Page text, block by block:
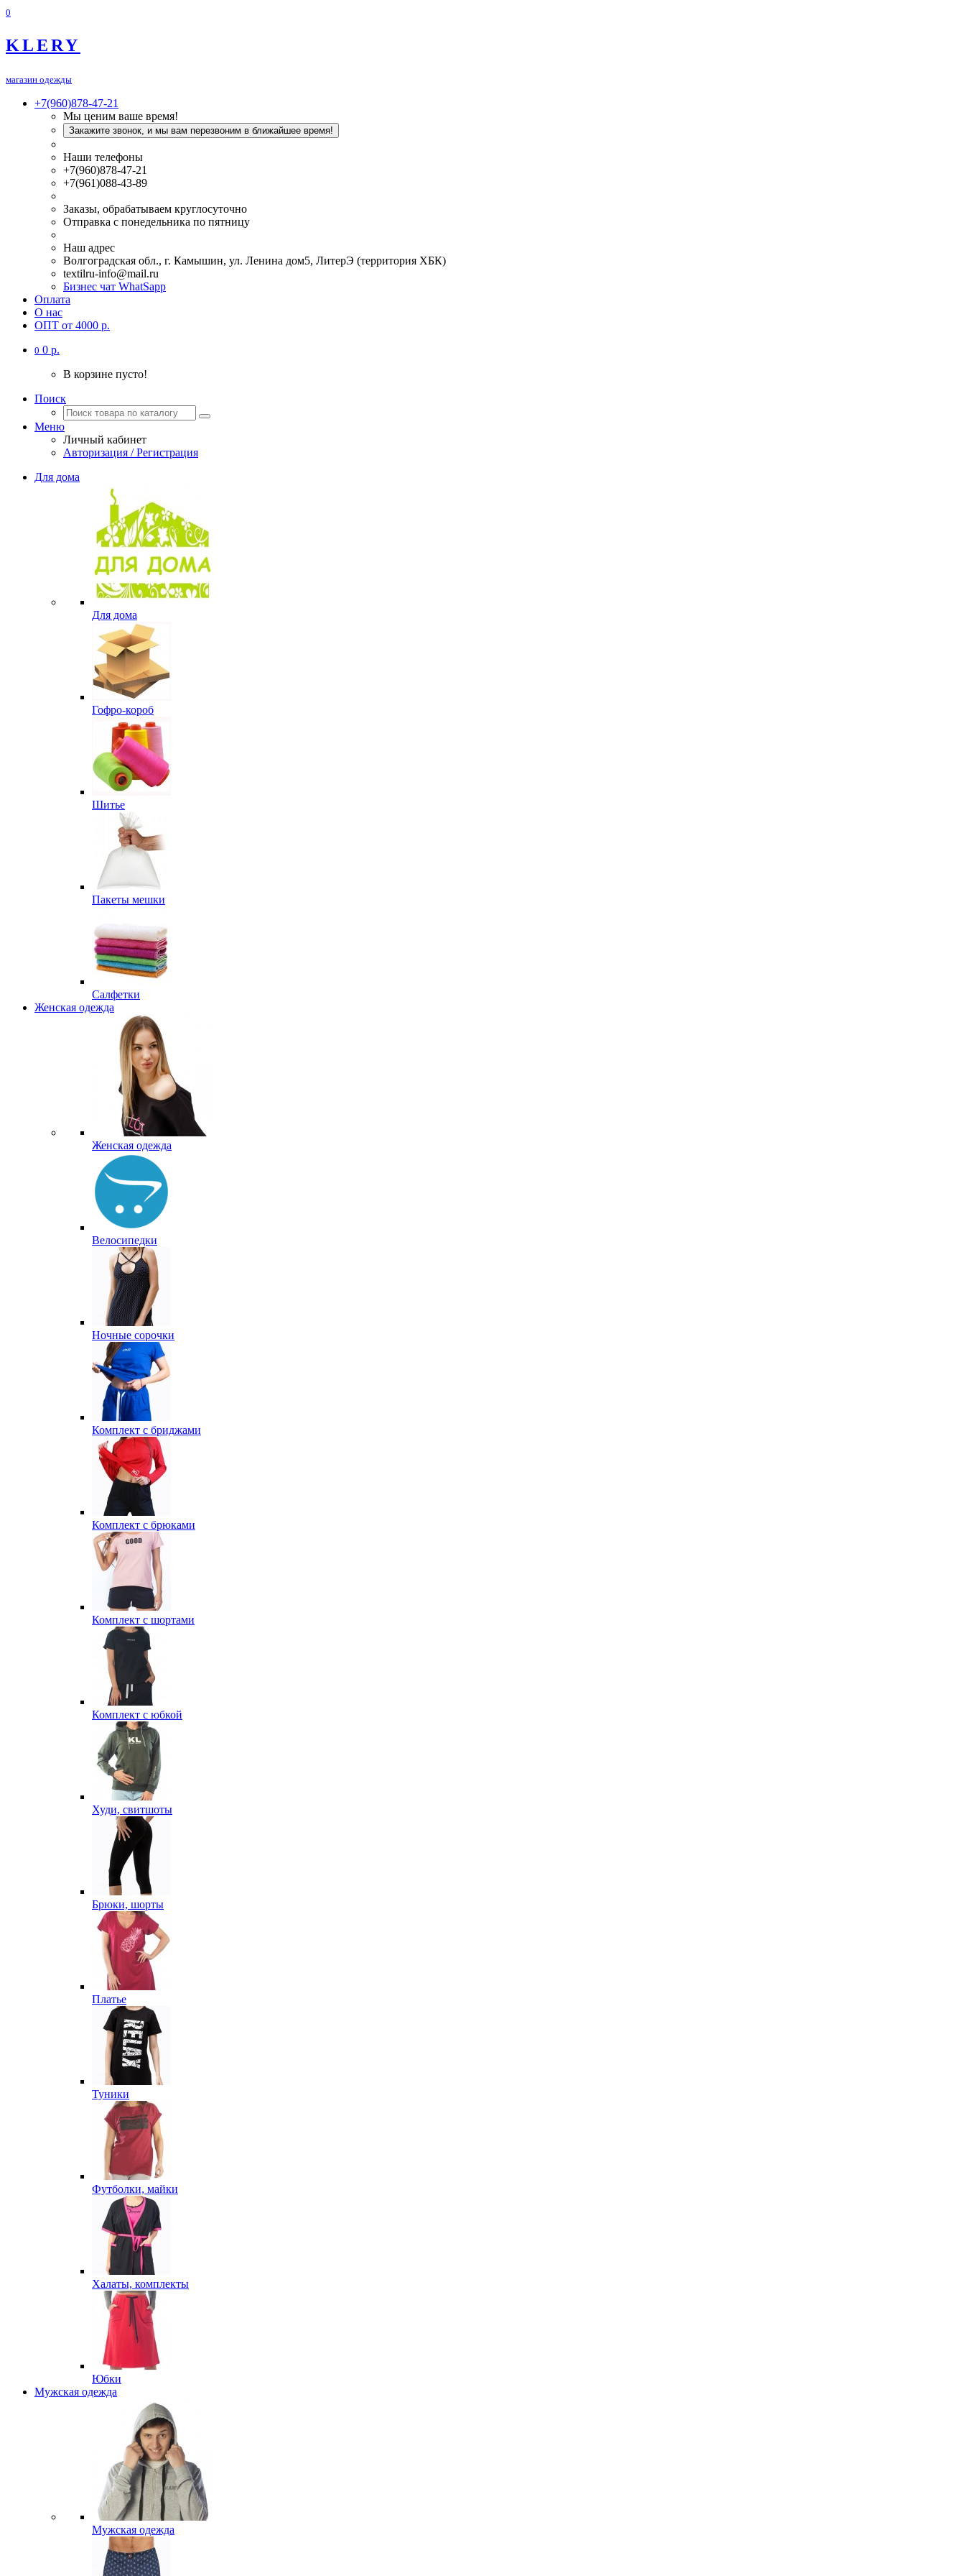
0
KLERY
магазин одежды
+7(960)878-47-21
Мы ценим ваше время!
Закажите звонок, и мы вам перезвоним в ближайшее время!
Наши телефоны
+7(960)878-47-21
+7(961)088-43-89
Заказы, обрабатываем круглосуточно
Отправка с понедельника по пятницу
Наш адрес
Волгоградская обл., г. Камышин, ул. Ленина дом5, ЛитерЭ (территория ХБК)
textilru-info@mail.ru
Бизнес чат WhatSapp
Оплата
О нас
ОПТ от 4000 р.
0 0 р.
В корзине пусто!
Поиск
Меню
Личный кабинет
Авторизация / Регистрация
Для дома
Для дома
Гофро-короб
Шитье
Пакеты мешки
Салфетки
Женская одежда
Женская одежда
Велосипедки
Ночные сорочки
Комплект с бриджами
Комплект с брюками
Комплект с шортами
Комплект с юбкой
Худи, свитшоты
Брюки, шорты
Платье
Туники
Футболки, майки
Халаты, комплекты
Юбки
Мужская одежда
Мужская одежда